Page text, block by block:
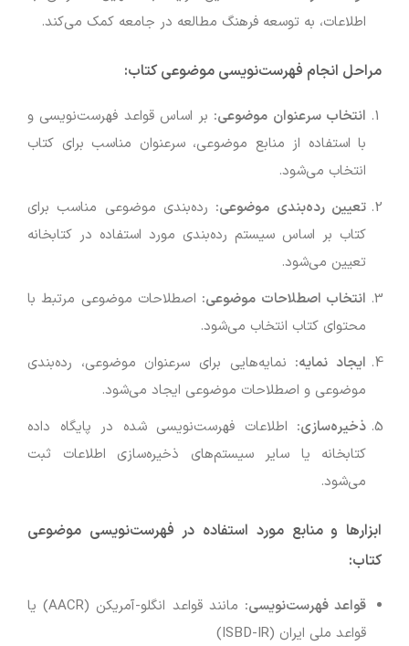
اطلاعات، به توسعه فرهنگ مطالعه در جامعه کمک می‌کند.
مراحل انجام فهرست‌نویسی موضوعی کتاب:
انتخاب سرعنوان موضوعی: بر اساس قواعد فهرست‌نویسی و
با استفاده از منابع موضوعی، سرعنوان مناسب برای کتاب
انتخاب می‌شود.
تعیین رده‌بندی موضوعی: رده‌بندی موضوعی مناسب برای
کتاب بر اساس سیستم رده‌بندی مورد استفاده در کتابخانه
تعیین می‌شود.
انتخاب اصطلاحات موضوعی: اصطلاحات موضوعی مرتبط با
محتوای کتاب انتخاب می‌شود.
ایجاد نمایه: نمایه‌هایی برای سرعنوان موضوعی، رده‌بندی
موضوعی و اصطلاحات موضوعی ایجاد می‌شود.
ذخیره‌سازی: اطلاعات فهرست‌نویسی شده در پایگاه داده
کتابخانه یا سایر سیستم‌های ذخیره‌سازی اطلاعات ثبت
می‌شود.
ابزارها و منابع مورد استفاده در فهرست‌نویسی موضوعی
کتاب:
قواعد فهرست‌نویسی:
مانند قواعد انگلو-آمریکن (AACR) یا
قواعد ملی ایران (ISBD-IR)